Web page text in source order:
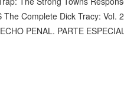
The Complete Dick Tracy:
PENAL. PARTE